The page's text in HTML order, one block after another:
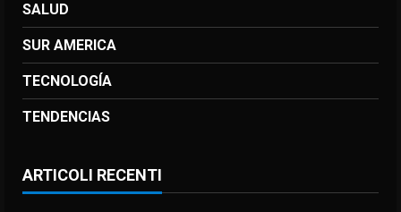
SALUD
SUR AMERICA
TECNOLOGÍA
TENDENCIAS
ARTICOLI RECENTI